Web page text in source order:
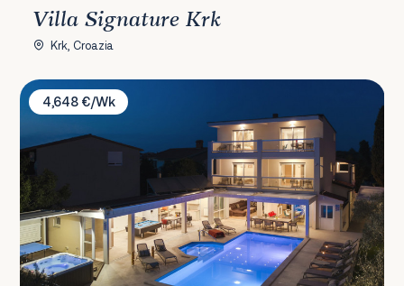
Villa Signature Krk
Krk, Croazia
Villa Klen
4,648 €/Wk